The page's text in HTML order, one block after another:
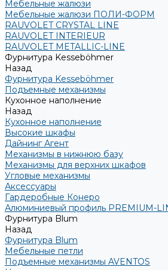
Мебельные жалюзи
Мебельные жалюзи ПОЛИ-ФОРМ
RAUVOLET CRYSTAL LINE
RAUVOLET INTERIEUR
RAUVOLET METALLIC-LINE
Фурнитура Kesseböhmer
Назад
Фурнитура Kesseböhmer
Подъемные механизмы
Кухонное наполнение
Назад
Кухонное наполнение
Высокие шкафы
Дайнинг Агент
Механизмы в нижнюю базу
Механизмы для верхних шкафов
Угловые механизмы
Аксессуары
Гардеробные Конеро
Алюминиевый профиль PREMIUM-
Фурнитура Blum
Назад
Фурнитура Blum
Мебельные петли
Подъемные механизмы AVENTOS